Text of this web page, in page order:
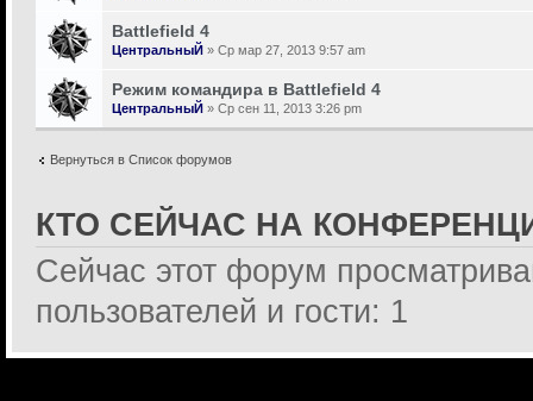
Battlefield 4
ЦентральныЙ » Ср мар 27, 2013 9:57 am
Режим командира в Battlefield 4
ЦентральныЙ » Ср сен 11, 2013 3:26 pm
Вернуться в Список форумов
КТО СЕЙЧАС НА
Сейчас этот форум
пользователей и гости: 1